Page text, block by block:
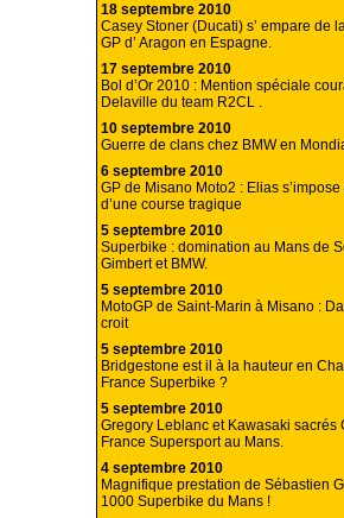
18 septembre 2010
Casey Stoner (Ducati) s’ empare de
GP d’ Aragon en Espagne.
17 septembre 2010
Bol d’Or 2010 : Mention spéciale
Delaville du team R2CL .
10 septembre 2010
Guerre de clans chez BMW en
6 septembre 2010
GP de Misano Moto2 : Elias s’impose
d’une course tragique
5 septembre 2010
Superbike : domination au Mans de
Gimbert et BMW.
5 septembre 2010
MotoGP de Saint-Marin à Misano :
croit
5 septembre 2010
Bridgestone est il à la hauteur en
France Superbike ?
5 septembre 2010
Gregory Leblanc et Kawasaki sacrés
France Supersport au Mans.
4 septembre 2010
Magnifique prestation de Sébastien
1000 Superbike du Mans !